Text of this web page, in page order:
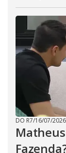
DO R7/16/07/2026